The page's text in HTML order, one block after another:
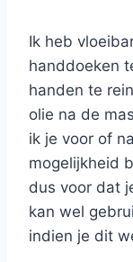
Ik heb
handdoeken
handen te
olie na de
ik je voor of
mogelijkheid
dus voor dat
kan wel
indien je dit